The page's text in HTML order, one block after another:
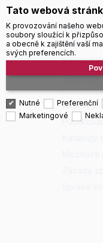
Zkoušení
Měření
Měření
Zdroje
Aktuality
Tato webová
K provozování našeho
soubory sloužící k
a obecně k zajištění vaší
svých preferencích.
Nutné Preferenční
Marketingové